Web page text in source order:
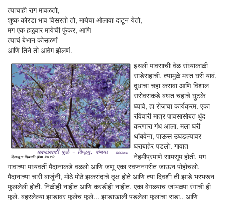
त्याचाही राग मावळतो,
शुष्क कोरडा भाव विसरतो तो, मायेचा ओलावा दाटून येतो,
मग एक हळुवार मायेची फुंकर, आणि
त्याचं बेभान कोसळणं
आणि तिने तो आवेग झेलणं.
इथली पावसाची वेळ संध्याकाळी
साडेसहाची. त्यामुळे मस्त घरी यावं,
दुधाचा चहा करावा आणि विशाल
सरोवराकडे बघत चहाचे घुटके
घ्यावे, हा रोजचा कार्यक्रम. एका
रविवारी मात्र पावसासोबत धुंद
करणारा गंध आला. मला घरी
थांबवेना, पाऊस उघडल्यावर
घराबाहेर पडलो. गावात
नेहमीप्रमाणे सामसूम होती. मग
गावाच्या मध्यवर्ती मैदानाकडे वळलो आणि जणू एका स्वप्ननगरीत जाऊन पोहोचलो.
मैदानाच्या चारी बाजूंनी, मोठे मोठे झकरांदाचे वृक्ष होते आणि त्या दिवशी ती झाडे भरभरून
फुललेली होती. निळीही नाहीत आणि करडीही नाहीत. एका वेगळ्याच जांभळ्या रंगाची ही
फुले. बहरलेल्या झाडावर फुलेच फुले... झाडाखाली पडलेला फुलांचा सडा.. आणि